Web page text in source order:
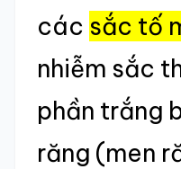
các sắc tố
nhiễm sắc
phần trắng
răng (men